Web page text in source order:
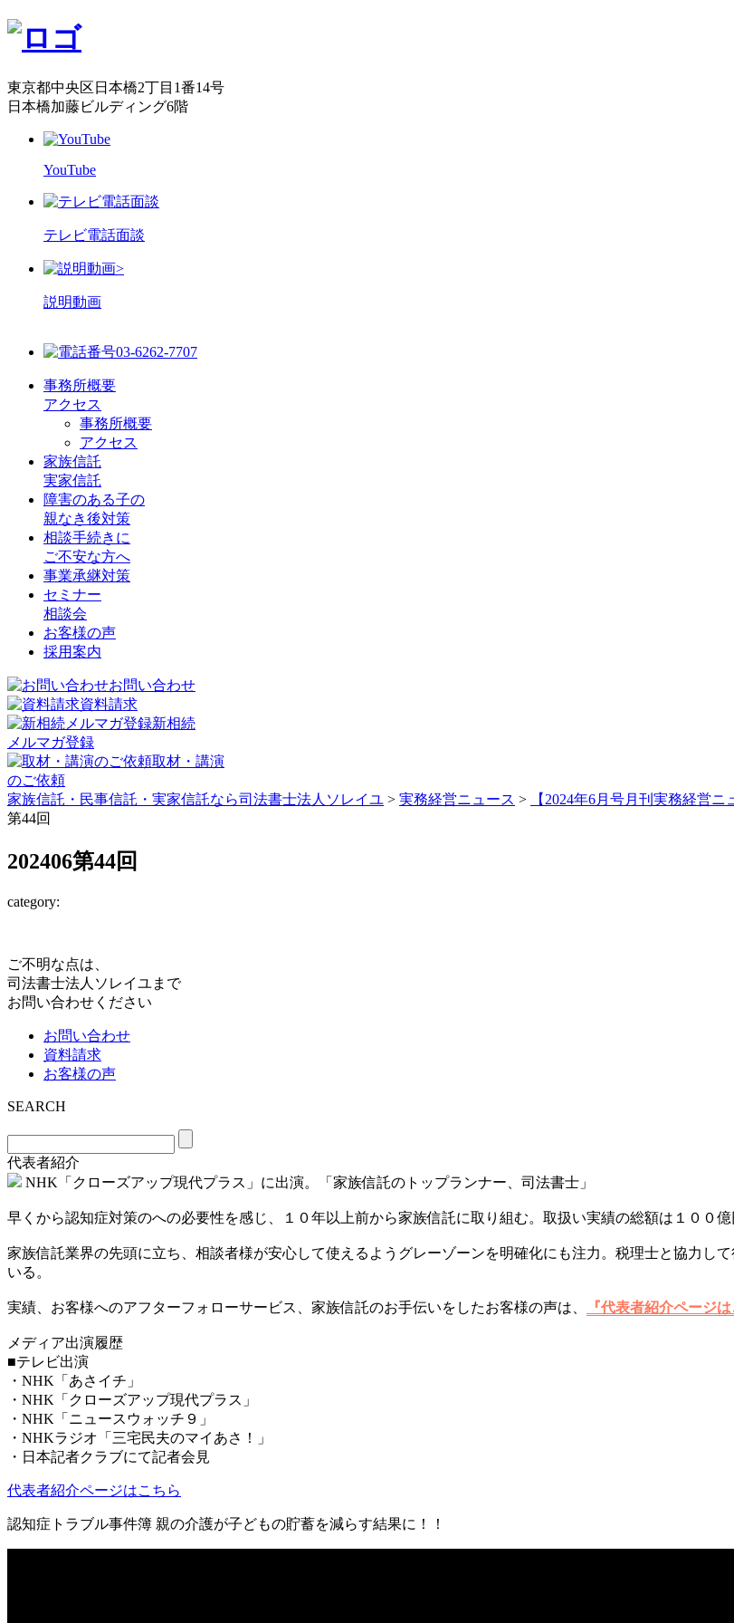
東京都中央区日本橋2丁目1番14号
日本橋加藤ビルディング6階
YouTube
テレビ電話面談
>
説明動画
03-6262-7707
事務所概要
アクセス
事務所概要
アクセス
家族信託
実家信託
障害のある子の
親なき後対策
相談手続きに
ご不安な方へ
事業承継対策
セミナー
相談会
お客様の声
採用案内
お問い合わせ
資料請求
新相続
メルマガ登録
取材・講演
のご依頼
家族信託・民事信託・実家信託なら司法書士法人ソレイユ > 実務経営ニュース > 【2024年6月号月刊実務経営
第44回
202406第44回
category:
ご不明な点は、
司法書士法人ソレイユまで
お問い合わせください
お問い合わせ
資料請求
お客様の声
SEARCH
代表者紹介
NHK「クローズアップ現代プラス」に出演。「家族信託のトップランナー、司法書士」
早くから認知症対策のへの必要性を感じ、１０年以上前から家族信託に取り組む。取扱い実績の総額は１００億
家族信託業界の先頭に立ち、相談者様が安心して使えるようグレーゾーンを明確化にも注力。税理士と協力し
いる。
実績、お客様へのアフターフォローサービス、家族信託のお手伝いをしたお客様の声は、 『代表者紹介ページは
メディア出演履歴
■テレビ出演
・NHK「あさイチ」
・NHK「クローズアップ現代プラス」
・NHK「ニュースウォッチ９」
・NHKラジオ「三宅民夫のマイあさ！」
・日本記者クラブにて記者会見
代表者紹介ページはこちら
認知症トラブル事件簿 親の介護が子どもの貯蓄を減らす結果に！！